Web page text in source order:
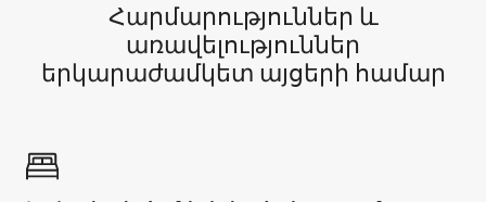
Հարմարություններ և
առավելություններ
երկարաժամկետ այցերի համար